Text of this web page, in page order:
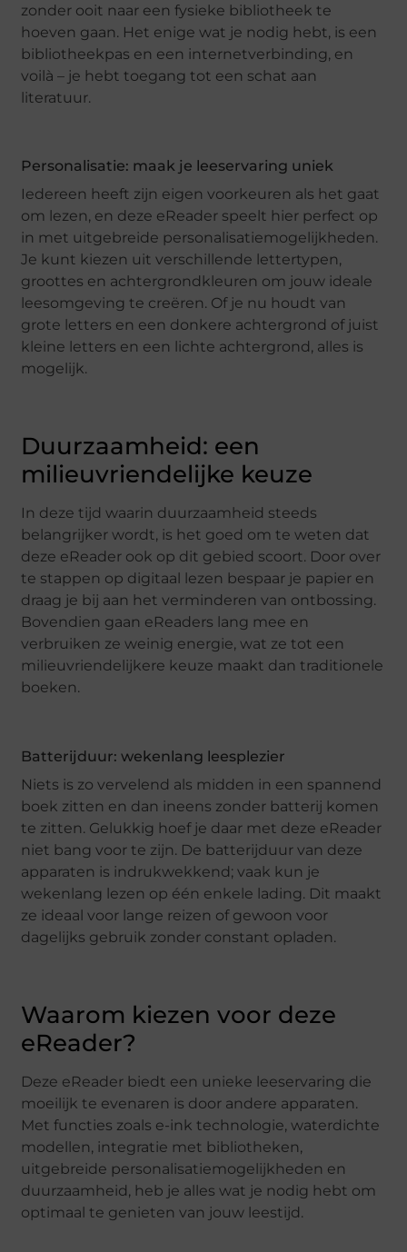
zonder ooit naar een fysieke bibliotheek te
hoeven gaan. Het enige wat je nodig hebt, is een
bibliotheekpas en een internetverbinding, en
voilà – je hebt toegang tot een schat aan
literatuur.
Personalisatie: maak je leeservaring uniek
Iedereen heeft zijn eigen voorkeuren als het gaat
om lezen, en deze eReader speelt hier perfect op
in met uitgebreide personalisatiemogelijkheden.
Je kunt kiezen uit verschillende lettertypen,
groottes en achtergrondkleuren om jouw ideale
leesomgeving te creëren. Of je nu houdt van
grote letters en een donkere achtergrond of juist
kleine letters en een lichte achtergrond, alles is
mogelijk.
Duurzaamheid: een
milieuvriendelijke keuze
In deze tijd waarin duurzaamheid steeds
belangrijker wordt, is het goed om te weten dat
deze eReader ook op dit gebied scoort. Door over
te stappen op digitaal lezen bespaar je papier en
draag je bij aan het verminderen van ontbossing.
Bovendien gaan eReaders lang mee en
verbruiken ze weinig energie, wat ze tot een
milieuvriendelijkere keuze maakt dan traditionele
boeken.
Batterijduur: wekenlang leesplezier
Niets is zo vervelend als midden in een spannend
boek zitten en dan ineens zonder batterij komen
te zitten. Gelukkig hoef je daar met deze eReader
niet bang voor te zijn. De batterijduur van deze
apparaten is indrukwekkend; vaak kun je
wekenlang lezen op één enkele lading. Dit maakt
ze ideaal voor lange reizen of gewoon voor
dagelijks gebruik zonder constant opladen.
Waarom kiezen voor deze
eReader?
Deze eReader biedt een unieke leeservaring die
moeilijk te evenaren is door andere apparaten.
Met functies zoals e-ink technologie, waterdichte
modellen, integratie met bibliotheken,
uitgebreide personalisatiemogelijkheden en
duurzaamheid, heb je alles wat je nodig hebt om
optimaal te genieten van jouw leestijd.